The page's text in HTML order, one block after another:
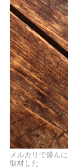
メルカリで盛ん
取材した